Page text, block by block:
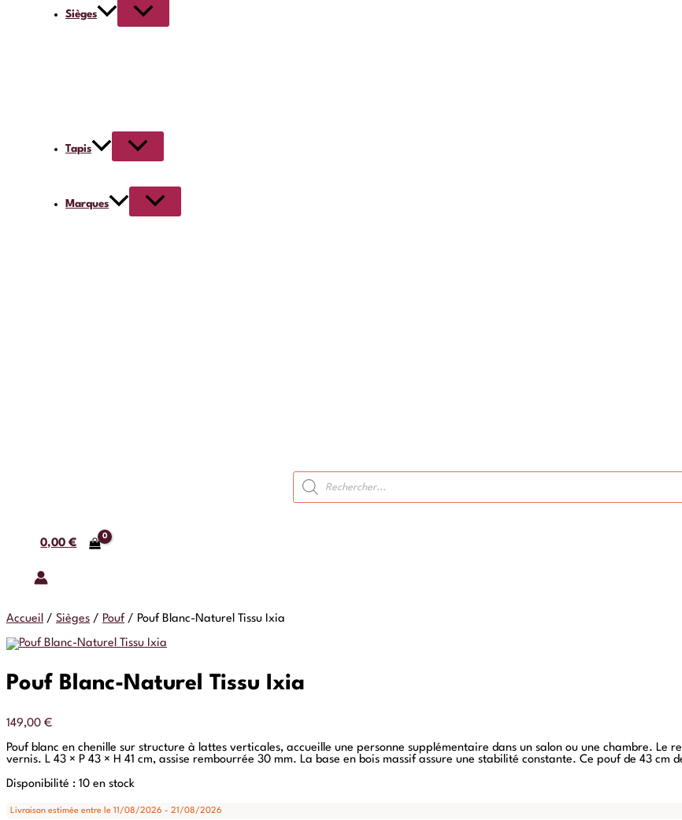
Sièges
Tapis
Marques
Recherche
de
produits
0,00€
Accueil / Sièges / Pouf / Pouf Blanc-Naturel Tissu Ixia
Pouf Blanc-Naturel Tissu Ixia
149,00 €
Pouf blanc en chenille sur structure à lattes verticales, accueille une personne supplémentaire dans un salon ou une chambre.
vernis. L 43 × P 43 × H 41 cm, assise rembourrée 30 mm. La base en bois massif assure une stabilité constante. Ce pouf de 43
Disponibilité : 10 en stock
Livraison estimée entre le 11/08/2026 - 21/08/2026